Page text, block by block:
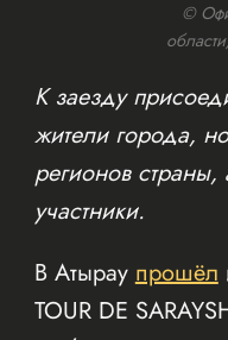
©
К заезду
жители города,
регионов
участники.
В Атыраупрошёл
TOUR DE